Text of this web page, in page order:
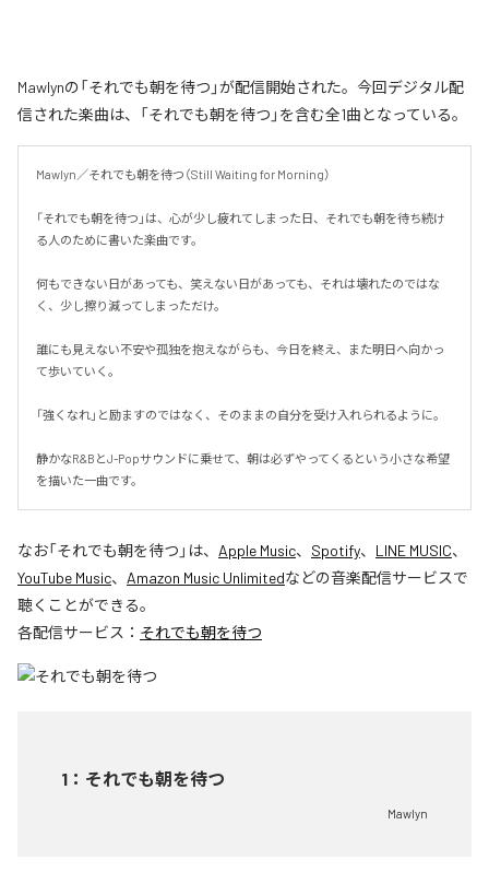
Mawlynの「それでも朝を待つ」が配信開始された。今回デジタル配
信された楽曲は、「それでも朝を待つ」を含む全1曲となっている。
Mawlyn／それでも朝を待つ（Still Waiting for Morning）
「それでも朝を待つ」は、心が少し疲れてしまった日、それでも朝を待ち続け
る人のために書いた楽曲です。
何もできない日があっても、笑えない日があっても、それは壊れたのではな
く、少し擦り減ってしまっただけ。
誰にも見えない不安や孤独を抱えながらも、今日を終え、また明日へ向かっ
て歩いていく。
「強くなれ」と励ますのではなく、そのままの自分を受け入れられるように。
静かなR&BとJ-Popサウンドに乗せて、朝は必ずやってくるという小さな希望
を描いた一曲です。
なお「それでも朝を待つ 」は、 Apple Music、 Spotify、 LINE MUSIC、
YouTube Music、 Amazon Music Unlimitedなどの音楽配信サービスで
聴くことができる。
各配信サービス： それでも朝を待つ
1 ： それでも朝を待つ
Mawlyn